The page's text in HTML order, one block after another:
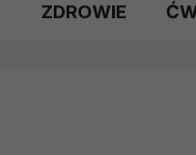
ZDROWIE